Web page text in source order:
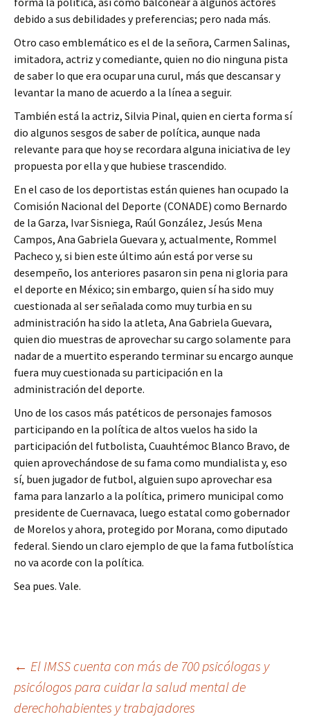
debido a sus debilidades y preferencias; pero nada más.
Otro caso emblemático es el de la señora, Carmen Salinas,
imitadora, actriz y comediante, quien no dio ninguna pista
de saber lo que era ocupar una curul, más que descansar y
levantar la mano de acuerdo a la línea a seguir.
También está la actriz, Silvia Pinal, quien en cierta forma sí
dio algunos sesgos de saber de política, aunque nada
relevante para que hoy se recordara alguna iniciativa de ley
propuesta por ella y que hubiese trascendido.
En el caso de los deportistas están quienes han ocupado la
Comisión Nacional del Deporte (CONADE) como Bernardo
de la Garza, Ivar Sisniega, Raúl González, Jesús Mena
Campos, Ana Gabriela Guevara y, actualmente, Rommel
Pacheco y, si bien este último aún está por verse su
desempeño, los anteriores pasaron sin pena ni gloria para
el deporte en México; sin embargo, quien sí ha sido muy
cuestionada al ser señalada como muy turbia en su
administración ha sido la atleta, Ana Gabriela Guevara,
quien dio muestras de aprovechar su cargo solamente para
nadar de a muertito esperando terminar su encargo aunque
fuera muy cuestionada su participación en la
administración del deporte.
Uno de los casos más patéticos de personajes famosos
participando en la política de altos vuelos ha sido la
participación del futbolista, Cuauhtémoc Blanco Bravo, de
quien aprovechándose de su fama como mundialista y, eso
sí, buen jugador de futbol, alguien supo aprovechar esa
fama para lanzarlo a la política, primero municipal como
presidente de Cuernavaca, luego estatal como gobernador
de Morelos y ahora, protegido por Morana, como diputado
federal. Siendo un claro ejemplo de que la fama futbolística
no va acorde con la política.
Sea pues. Vale.
← El IMSS cuenta con más de 700 psicólogas y
psicólogos para cuidar la salud mental de
derechohabientes y trabajadores